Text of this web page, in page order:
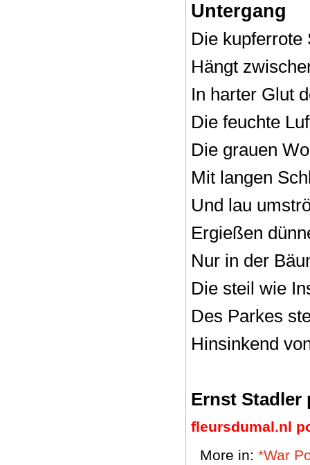
Untergang
Die kupferrote
Hängt
In harter Glut
Die feuchte
Die grauen
Mit langen
Und lau
Ergießen
Nur in der
Die steil wie
Des Parkes
Hinsinkend
Ernst Stadler
fleursdumal.nl
More in: *War